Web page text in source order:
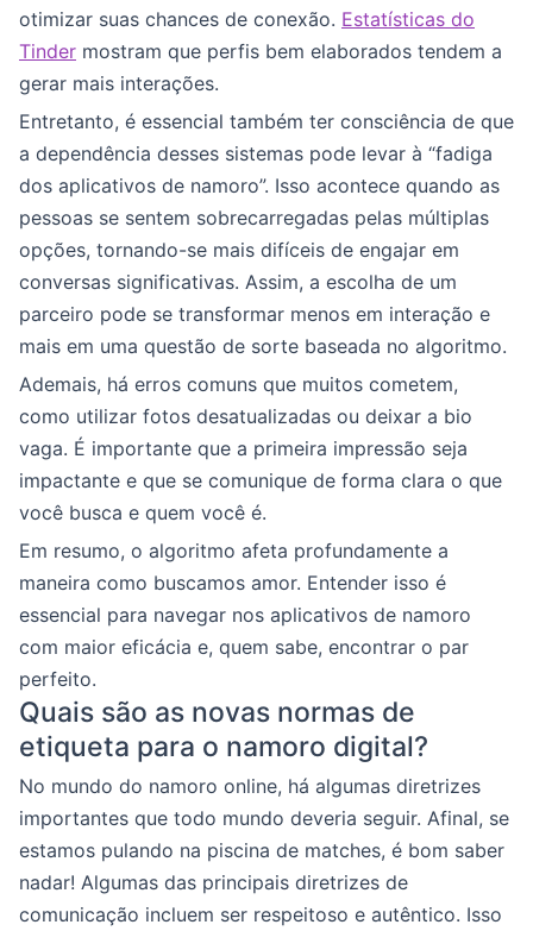
otimizar suas chances de conexão. Estatísticas do
Tinder mostram que perfis bem elaborados tendem a
gerar mais interações.
Entretanto, é essencial também ter consciência de que
a dependência desses sistemas pode levar à “fadiga
dos aplicativos de namoro”. Isso acontece quando as
pessoas se sentem sobrecarregadas pelas múltiplas
opções, tornando-se mais difíceis de engajar em
conversas significativas. Assim, a escolha de um
parceiro pode se transformar menos em interação e
mais em uma questão de sorte baseada no algoritmo.
Ademais, há erros comuns que muitos cometem,
como utilizar fotos desatualizadas ou deixar a bio
vaga. É importante que a primeira impressão seja
impactante e que se comunique de forma clara o que
você busca e quem você é.
Em resumo, o algoritmo afeta profundamente a
maneira como buscamos amor. Entender isso é
essencial para navegar nos aplicativos de namoro
com maior eficácia e, quem sabe, encontrar o par
perfeito.
Quais são as novas normas de
etiqueta para o namoro digital?
No mundo do namoro online, há algumas diretrizes
importantes que todo mundo deveria seguir. Afinal, se
estamos pulando na piscina de matches, é bom saber
nadar! Algumas das principais diretrizes de
comunicação incluem ser respeitoso e autêntico. Isso